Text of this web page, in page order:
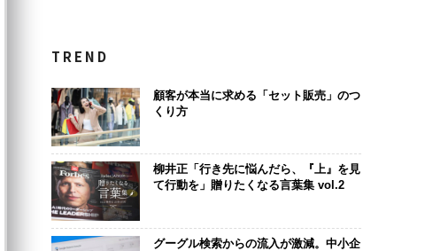
TREND
顧客が本当に求める「セット販売」のつ
くり方
柳井正「行き先に悩んだら、『上』を見
て行動を」贈りたくなる言葉集 vol.2
グーグル検索からの流入が激減。中小企